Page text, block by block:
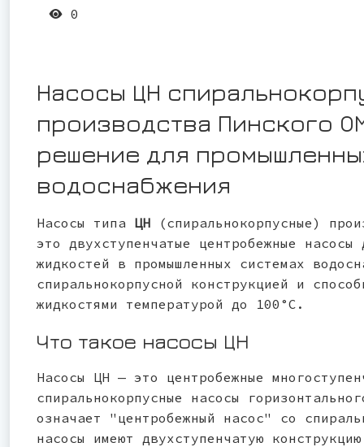
0
Насосы ЦН
производства Пинского
решение для
водоснабжения
Насосы типа ЦН
(спиральнокорпусные)
это двухступенчатые центробежные
жидкостей в промышленных системах
спиральнокорпусной конструкцией и
жидкостями температурой до 100°С.
Что такое насосы ЦН
Насосы ЦН — это центробежные
спиральнокорпусные насосы
означает "центробежный насос" со
насосы имеют двухступенчатую